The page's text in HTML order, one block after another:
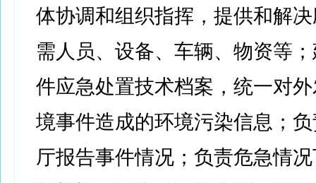
体协调和组织指挥，提供和解
需人员、设备、车辆、物资等
件应急处置技术档案，统一对
境事件造成的环境污染信息；
厅报告事件情况；负责危急情